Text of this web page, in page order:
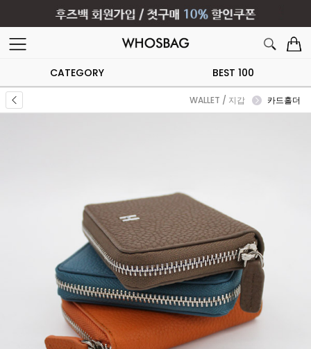
CATEGORY BEST 100
WALLET / 지갑 카드홀더